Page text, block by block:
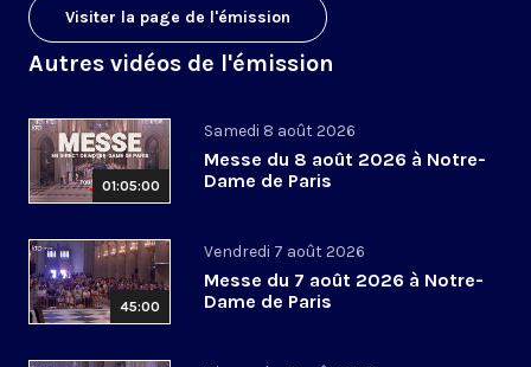
Visiter la page de l'émission
Autres vidéos de l'émission
01:05:00
Samedi 8 août 2026
Messe du 8 août 2026 à Notre-
Dame de Paris
45:00
Vendredi 7 août 2026
Messe du 7 août 2026 à Notre-
Dame de Paris